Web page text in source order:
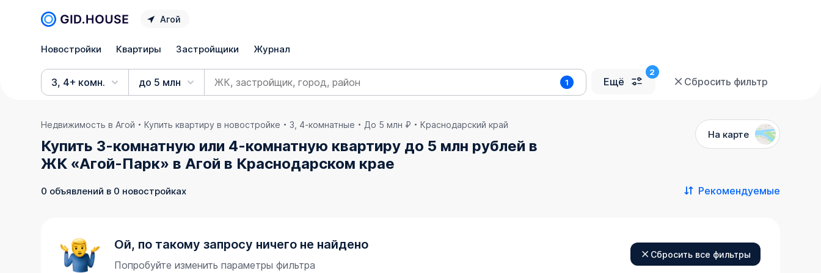
Агой
Новостройки Квартиры Застройщики Журнал
3, 4+ комн. до 5 млн 1 Ещё Сбросить фильтр
Недвижимость в Агой Купить квартиру в новостройке 3, 4-комнатные До 5 млн ₽ Краснодарский край
Купить 3-комнатную или 4-комнатную квартиру до 5 млн рублей в
ЖК «Агой-Парк» в Агой в Краснодарском крае
На карте
0 объявлений в 0 новостройках Рекомендуемые
Ой, по такому запросу ничего не найдено
Попробуйте изменить параметры фильтра
Сбросить все фильтры